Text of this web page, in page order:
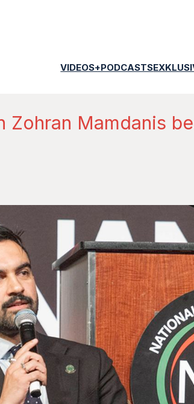
VIDEOS+PODCASTS
Zohran Mamdanis